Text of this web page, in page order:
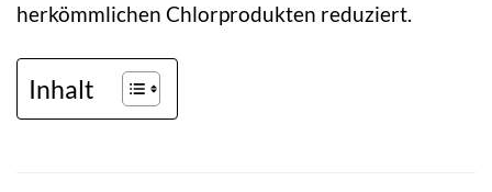
herkömmlichen Chlorprodukten reduziert.
Inhalt